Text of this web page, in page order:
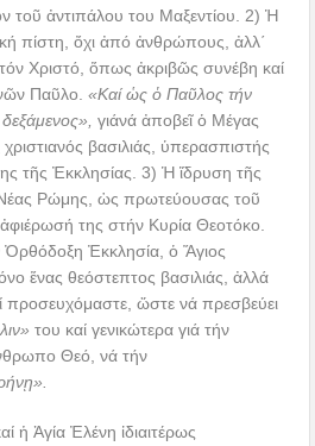
τοῦ ἀντιπάλου του Μαξεντίου. 2) Ἡ
πίστη, ὄχι ἀπό ἀνθρώπους, ἀλλ΄
Χριστό, ὅπως ἀκριβῶς συνέβη καί
Παῦλο.«Καί ὡς ὁ Παῦλος τήν
γιάνά ἀποβεῖ ὁ Μέγας
βασιλιάς, ὑπερασπιστής
τῆς Ἐκκλησίας. 3) Ἡ ἵδρυση τῆς
Ρώμης, ὡς πρωτεύουσας τοῦ
της στήν Κυρία Θεοτόκο.
Ὀρθόδοξη Ἐκκλησία, ὁ Ἅγιος
ἕνας θεόστεπτος βασιλιάς, ἀλλά
προσευχόμαστε, ὥστε νά πρεσβεύει
του καί γενικώτερα γιά τήν
Θεό, νά τήν
ἡ Ἁγία Ἐλένη ἰδιαιτέρως